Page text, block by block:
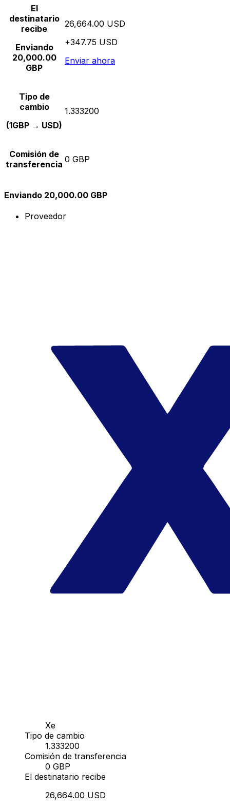
El
destinatario
recibe
Enviando
20,000.00
GBP
26,664.00 USD
+347.75 USD
Enviar ahora
Tipo de
cambio
(1GBP → USD)
1.333200
Comisión de
transferencia 0 GBP
Enviando 20,000.00 GBP
Proveedor
Xe
Tipo de cambio
1.333200
Comisión de transferencia
0 GBP
El destinatario recibe
26,664.00 USD